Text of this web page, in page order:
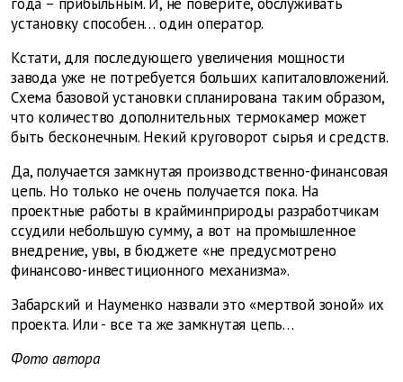
установку способен… один оператор.
Кстати, для последующего увеличения мощности
завода уже не потребуется больших капиталовложений.
Схема базовой установки спланирована таким образом,
что количество дополнительных термокамер может
быть бесконечным. Некий круговорот сырья и средств.
Да, получается замкнутая производственно-финансовая
цепь. Но только не очень получается пока. На
проектные работы в крайминприроды разработчикам
ссудили небольшую сумму, а вот на промышленное
внедрение, увы, в бюджете «не предусмотрено
финансово-инвестиционного механизма».
Забарский и Науменко назвали это «мертвой зоной» их
проекта. Или - все та же замкнутая цепь…
Фото автора